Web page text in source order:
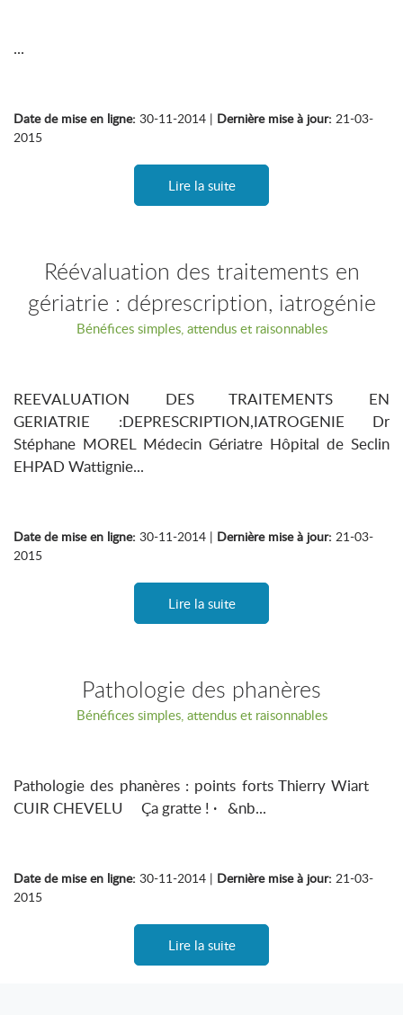
...
Date de mise en ligne: 30-11-2014 | Dernière mise à jour: 21-03-
2015
Lire la suite
Réévaluation des traitements en
gériatrie : déprescription, iatrogénie
Bénéfices simples, attendus et raisonnables
REEVALUATION DES TRAITEMENTS EN
GERIATRIE :DEPRESCRIPTION,IATROGENIE Dr
Stéphane MOREL Médecin Gériatre Hôpital de Seclin
EHPAD Wattignie...
Date de mise en ligne: 30-11-2014 | Dernière mise à jour: 21-03-
2015
Lire la suite
Pathologie des phanères
Bénéfices simples, attendus et raisonnables
Pathologie des phanères : points forts Thierry Wiart
CUIR CHEVELU Ça gratte ! · &nb...
Date de mise en ligne: 30-11-2014 | Dernière mise à jour: 21-03-
2015
Lire la suite